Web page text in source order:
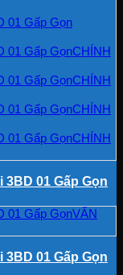
CHÍNH
CHÍNH
CHÍNH
CHÍNH
VẤN